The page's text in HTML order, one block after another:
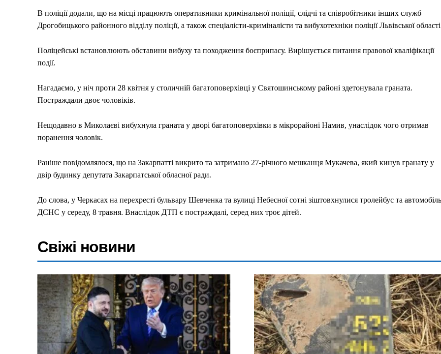
Україна
Економіка
Політика
Світ
Технології
Війна
В поліції додали, що на місці працюють оперативники кримінальної поліції, слідчі та співробітники інших служб
Дрогобицького районного відділу поліції, а також спеціалісти-криміналісти та вибухотехніки поліції Львівської
Поліцейські встановлюють обставини вибуху та походження боєприпасу. Вирішується питання правової кваліфікації
події.
Нагадаємо, у ніч проти 28 квітня у столичній багатоповерхівці у Святошинському районі здетонувала граната.
Постраждали двоє чоловіків.
Нещодавно в Миколаєві вибухнула граната у дворі багатоповерхівки в мікрорайоні Намив, унаслідок чого отримав
поранення чоловік.
Раніше повідомлялося, що на Закарпатті викрито та затримано 27-річного мешканця Мукачева, який кинув гранату у
двір будинку депутата Закарпатської обласної ради.
До слова, у Черкасах на перехресті бульвару Шевченка та вулиці Небесної сотні зіштовхнулися тролейбус та автомобіль
ДСНС у середу, 8 травня. Внаслідок ДТП є постраждалі, серед них троє дітей.
Свіжі новини